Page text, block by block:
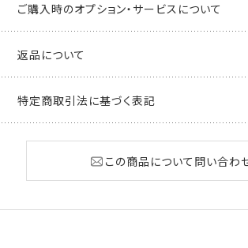
ご購入時のオプション・サービスについて
返品について
特定商取引法に基づく表記
この商品について問い合わ